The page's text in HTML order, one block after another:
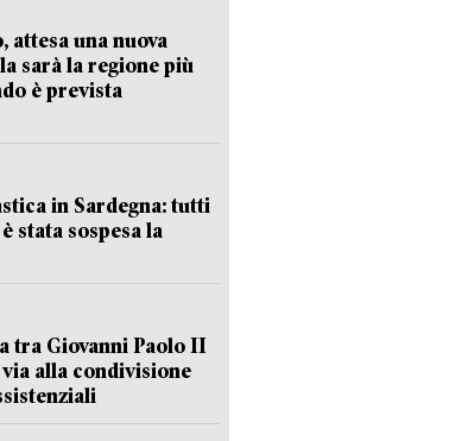
attesa una nuova
sarà la regione più
è prevista
in Sardegna: tutti
stata sospesa la
tra Giovanni Paolo II
alla condivisione